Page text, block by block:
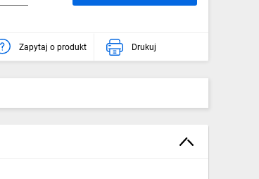
Zapytaj o produkt Drukuj